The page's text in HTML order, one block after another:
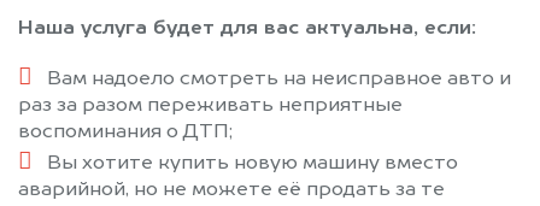
Наша услуга будет для вас актуальна, если:
Вам надоело смотреть на неисправное авто и
раз за разом переживать неприятные
воспоминания о ДТП;
Вы хотите купить новую машину вместо
аварийной, но не можете её продать за те